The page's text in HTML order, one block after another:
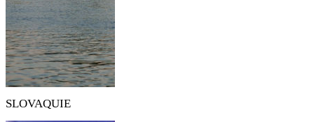
SLOVAQUIE